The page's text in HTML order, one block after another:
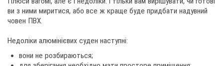
ви з ними миритися, або все ж краще буде придбати надувний
човен ПВХ.
Недоліки алюмінієвих суден наступні:
вони не розбираються;